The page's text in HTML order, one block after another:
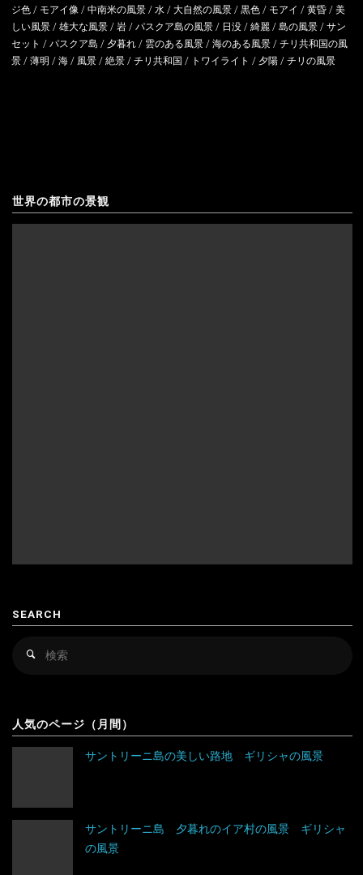
ジ色/ モアイ像/ 中南米の風景/ 水/ 大自然の風景/ 黒色/ モアイ / 黄昏/ 美
しい風景/ 雄大な風景/ 岩/ パスクア島の風景/ 日没/ 綺麗/ 島の風景/ サン
セット / パスクア島 / 夕暮れ/ 雲のある風景/ 海のある風景/ チリ共和国の風
景/ 薄明 / 海/ 風景/ 絶景/ チリ共和国 / トワイライト / 夕陽/ チリの風景
世界の都市の景観
SEARCH
検
人気のページ（月間）
サントリーニ島の美しい路地 ギリシャの風景
サントリーニ島 夕暮れのイア村の風景 ギリシャ
の風景
キルギス
シンガポール
タイ
タジキスタン
チベット
ウクライナ
エストニア
ギリシャ
セルビア
チェコ
ドイツ
バチカン市国
ハンガリー
アンティグア・バーブーダ
エクアドル